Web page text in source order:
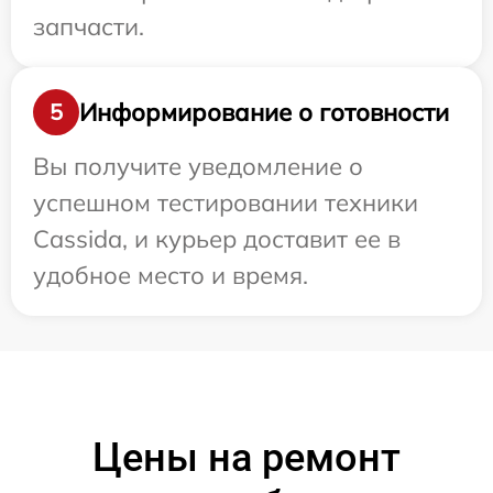
запчасти.
5
Информирование о готовности
Вы получите уведомление о
успешном тестировании техники
Cassida, и курьер доставит ее в
удобное место и время.
Цены на ремонт